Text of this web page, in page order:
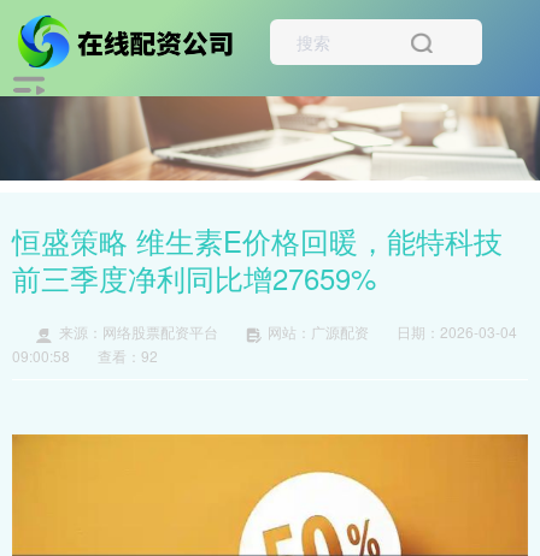
恒盛策略 维生素E价格回暖，能特科技
前三季度净利同比增27659%
来源：网络股票配资平台 网站：广源配资
日期：2026-03-04
09:00:58
查看：92